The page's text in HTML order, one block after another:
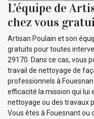
L’équipe de
chez vous
Artisan Poulain et son
gratuits pour toutes
29170. Dans ce cas, vous
travail de nettoyage de
professionnels à
efficacité la mission qui lui
nettoyage ou des travaux
Vous êtes à Fouesnant ou